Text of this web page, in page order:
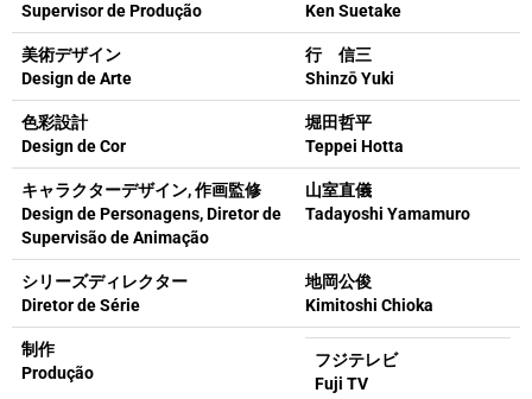
Supervisor de Produção
Ken Suetake
美術デザイン
Design de Arte
行 信三
Shinzō Yuki
色彩設計
Design de Cor
堀田哲平
Teppei Hotta
キャラクターデザイン, 作画監修
Design de Personagens, Diretor de
Supervisão de Animação
山室直儀
Tadayoshi Yamamuro
シリーズディレクター
Diretor de Série
地岡公俊
Kimitoshi Chioka
制作
Produção
フジテレビ
Fuji TV